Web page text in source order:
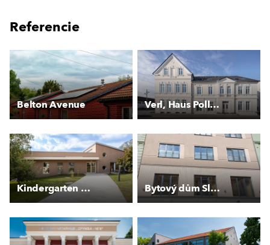
Referencie
Belton Avenue Verl, Haus Pollmeier
Kindergarten Hohe Wand Bytový dům Slunečnice